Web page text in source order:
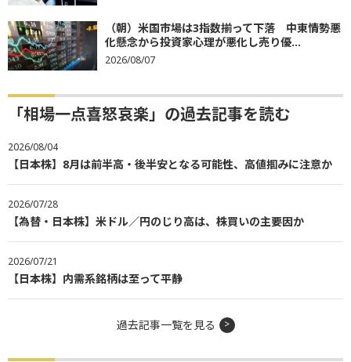
（朝）米国市場は3指数揃って下落 中東情勢悪
化懸念から投資家心理が悪化し売り優...
2026/08/07
「相場一点喜怒哀楽」の過去記事を読む
2026/08/04
【日本株】8月は前半高・後半安となる可能性、高値掴みに注意か
2026/07/28
【為替・日本株】米ドル／円のじり高は、株買いの主要因か
2026/07/21
【日本株】内需系銘柄は至って平静
過去記事一覧を見る